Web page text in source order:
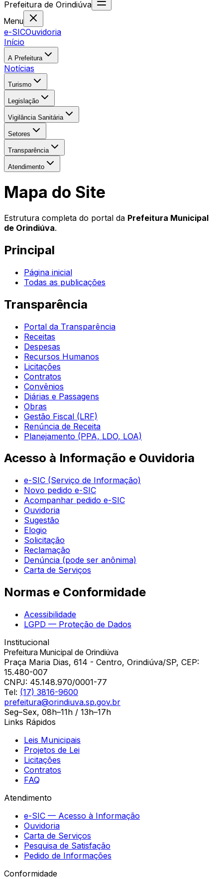
Prefeitura de Orindiúva
Menu
e-SICOuvidoria
Início
A Prefeitura
Notícias
Turismo
Legislação
Vigilância Sanitária
Setores
Transparência
Atendimento
Mapa do Site
Estrutura completa do portal da Prefeitura Municipal
de Orindiúva.
Principal
Página inicial
Todas as publicações
Transparência
Portal da Transparência
Receitas
Despesas
Recursos Humanos
Licitações
Contratos
Convênios
Diárias e Passagens
Obras
Gestão Fiscal (LRF)
Renúncia de Receita
Planejamento (PPA, LDO, LOA)
Acesso à Informação e Ouvidoria
e-SIC (Serviço de Informação)
Novo pedido e-SIC
Acompanhar pedido e-SIC
Ouvidoria
Sugestão
Elogio
Solicitação
Reclamação
Denúncia (pode ser anônima)
Carta de Serviços
Normas e Conformidade
Acessibilidade
LGPD — Proteção de Dados
Institucional
Prefeitura Municipal de Orindiúva
Praça Maria Dias, 614 - Centro, Orindiúva/SP, CEP:
15.480-007
CNPJ: 45.148.970/0001-77
Tel: (17) 3816-9600
prefeitura@orindiuva.sp.gov.br
Seg–Sex, 08h–11h / 13h–17h
Links Rápidos
Leis Municipais
Projetos de Lei
Licitações
Contratos
FAQ
Atendimento
e-SIC — Acesso à Informação
Ouvidoria
Carta de Serviços
Pesquisa de Satisfação
Pedido de Informações
Conformidade